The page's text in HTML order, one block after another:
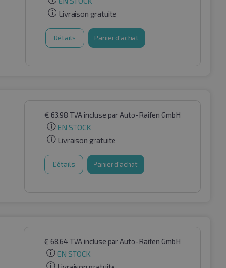
Livraison gratuite
Détails Panier d'achat
€ 63.98 TVA incluse par Auto-Raifen GmbH
EN STOCK
Livraison gratuite
Détails Panier d'achat
€ 68.64TVA incluse par Auto-Raifen GmbH
EN STOCK